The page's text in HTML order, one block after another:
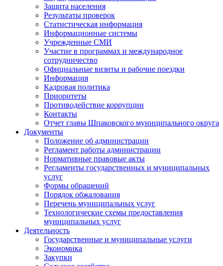
Защита населения
Результаты проверок
Статистическая информация
Информационные системы
Учрежденные СМИ
Участие в программах и международное
сотрудничество
Официальные визиты и рабочие поездки
Информация
Кадровая политика
Приоритеты
Противодействие коррупции
Контакты
Отчет главы Шпаковского муниципального округа
Документы
Положение об администрации
Регламент работы администрации
Нормативные правовые акты
Регламенты государственных и муниципальных
услуг
Формы обращений
Порядок обжалования
Перечень муниципальных услуг
Технологические схемы предоставления
муниципальных услуг
Деятельность
Государственные и муниципальные услуги
Экономика
Закупки